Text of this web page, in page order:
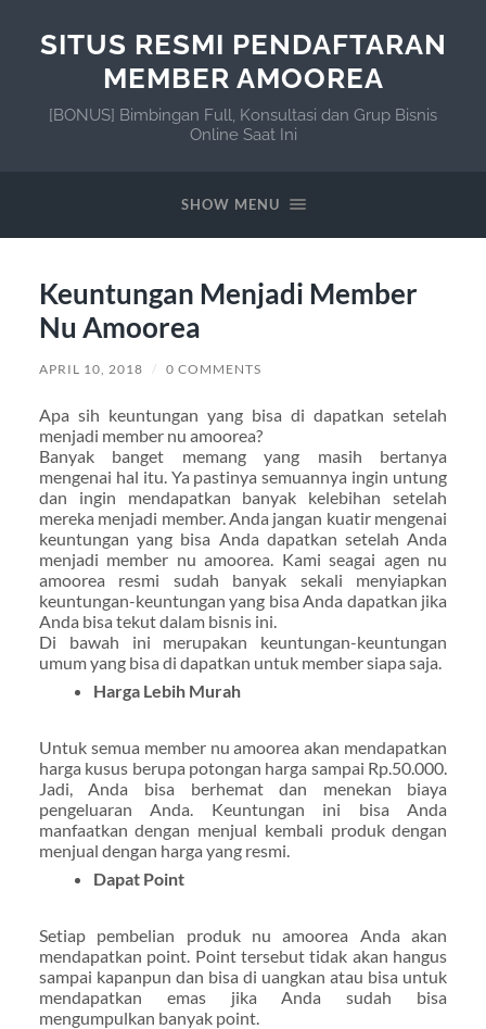
SITUS RESMI PENDAFTARAN
MEMBER AMOOREA
[BONUS] Bimbingan Full, Konsultasi dan Grup Bisnis
Online Saat Ini
SHOW MENU
Keuntungan Menjadi Member
Nu Amoorea
APRIL 10, 2018 / 0 COMMENTS
Apa sih keuntungan yang bisa di dapatkan setelah
menjadi member nu amoorea?
Banyak banget memang yang masih bertanya
mengenai hal itu. Ya pastinya semuannya ingin untung
dan ingin mendapatkan banyak kelebihan setelah
mereka menjadi member. Anda jangan kuatir mengenai
keuntungan yang bisa Anda dapatkan setelah Anda
menjadi member nu amoorea. Kami seagai agen nu
amoorea resmi sudah banyak sekali menyiapkan
keuntungan-keuntungan yang bisa Anda dapatkan jika
Anda bisa tekut dalam bisnis ini.
Di bawah ini merupakan keuntungan-keuntungan
umum yang bisa di dapatkan untuk member siapa saja.
Harga Lebih Murah
Untuk semua member nu amoorea akan mendapatkan
harga kusus berupa potongan harga sampai Rp.50.000.
Jadi, Anda bisa berhemat dan menekan biaya
pengeluaran Anda. Keuntungan ini bisa Anda
manfaatkan dengan menjual kembali produk dengan
menjual dengan harga yang resmi.
Dapat Point
Setiap pembelian produk nu amoorea Anda akan
mendapatkan point. Point tersebut tidak akan hangus
sampai kapanpun dan bisa di uangkan atau bisa untuk
mendapatkan emas jika Anda sudah bisa
mengumpulkan banyak point.